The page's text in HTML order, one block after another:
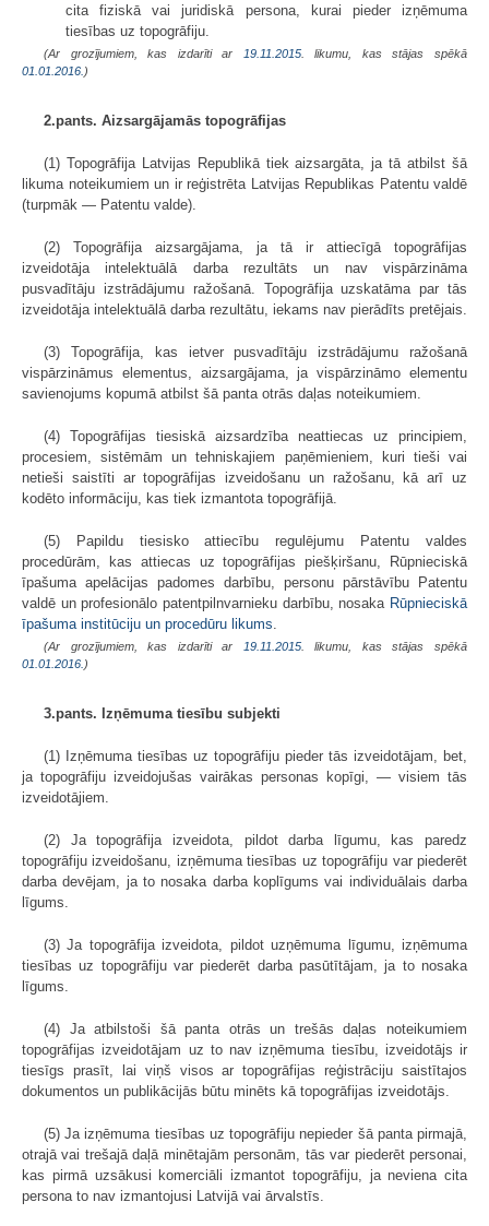
cita fiziskā vai juridiskā persona, kurai pieder izņēmuma
tiesības uz topogrāfiju.
(Ar grozījumiem, kas izdarīti ar 19.11.2015. likumu, kas stājas spēkā
01.01.2016. )
2.pants. Aizsargājamās topogrāfijas
(1) Topogrāfija Latvijas Republikā tiek aizsargāta, ja tā atbilst šā
likuma noteikumiem un ir reģistrēta Latvijas Republikas Patentu valdē
(turpmāk — Patentu valde).
(2) Topogrāfija aizsargājama, ja tā ir attiecīgā topogrāfijas
izveidotāja intelektuālā darba rezultāts un nav vispārzināma
pusvadītāju izstrādājumu ražošanā. Topogrāfija uzskatāma par tās
izveidotāja intelektuālā darba rezultātu, iekams nav pierādīts pretējais.
(3) Topogrāfija, kas ietver pusvadītāju izstrādājumu ražošanā
vispārzināmus elementus, aizsargājama, ja vispārzināmo elementu
savienojums kopumā atbilst šā panta otrās daļas noteikumiem.
(4) Topogrāfijas tiesiskā aizsardzība neattiecas uz principiem,
procesiem, sistēmām un tehniskajiem paņēmieniem, kuri tieši vai
netieši saistīti ar topogrāfijas izveidošanu un ražošanu, kā arī uz
kodēto informāciju, kas tiek izmantota topogrāfijā.
(5) Papildu tiesisko attiecību regulējumu Patentu valdes
procedūrām, kas attiecas uz topogrāfijas piešķiršanu, Rūpnieciskā
īpašuma apelācijas padomes darbību, personu pārstāvību Patentu
valdē un profesionālo patentpilnvarnieku darbību, nosaka Rūpnieciskā
īpašuma institūciju un procedūru likums
(Ar grozījumiem, kas izdarīti ar 19.11.2015. likumu, kas stājas spēkā
01.01.2016. )
3.pants. Izņēmuma tiesību subjekti
(1) Izņēmuma tiesības uz topogrāfiju pieder tās izveidotājam, bet,
ja topogrāfiju izveidojušas vairākas personas kopīgi, — visiem tās
izveidotājiem.
(2) Ja topogrāfija izveidota, pildot darba līgumu, kas paredz
topogrāfiju izveidošanu, izņēmuma tiesības uz topogrāfiju var piederēt
darba devējam, ja to nosaka darba koplīgums vai individuālais darba
līgums.
(3) Ja topogrāfija izveidota, pildot uzņēmuma līgumu, izņēmuma
tiesības uz topogrāfiju var piederēt darba pasūtītājam, ja to nosaka
līgums.
(4) Ja atbilstoši šā panta otrās un trešās daļas noteikumiem
topogrāfijas izveidotājam uz to nav izņēmuma tiesību, izveidotājs ir
tiesīgs prasīt, lai viņš visos ar topogrāfijas reģistrāciju saistītajos
dokumentos un publikācijās būtu minēts kā topogrāfijas izveidotājs.
(5) Ja izņēmuma tiesības uz topogrāfiju nepieder šā panta pirmajā,
otrajā vai trešajā daļā minētajām personām, tās var piederēt personai,
kas pirmā uzsākusi komerciāli izmantot topogrāfiju, ja neviena cita
persona to nav izmantojusi Latvijā vai ārvalstīs.